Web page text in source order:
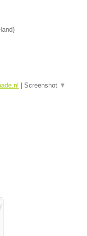
)
Screenshot ▼